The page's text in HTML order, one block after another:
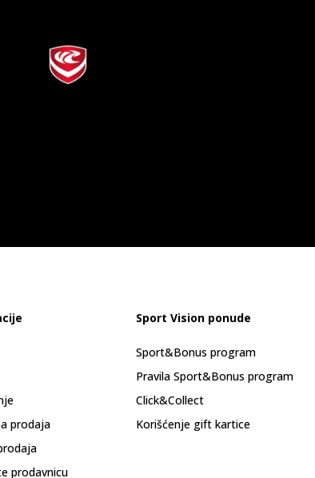
prodaja
prodavnicu
Sport Vision ponude
Sport&Bonus program
Pravila Sport&Bonus program
Click&Collect
Korišćenje gift kartice